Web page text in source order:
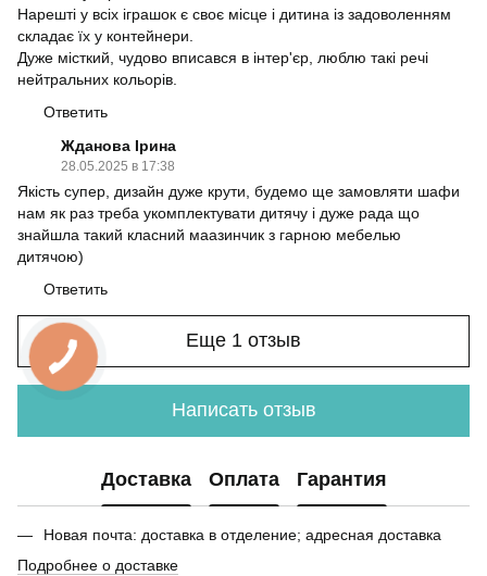
Нарешті у всіх іграшок є своє місце і дитина із задоволенням
складає їх у контейнери.
Дуже місткий, чудово вписався в інтер'єр, люблю такі речі
нейтральних кольорів.
Ответить
Жданова Ірина
28.05.2025 в 17:38
Якість супер, дизайн дуже крути, будемо ще замовляти шафи
нам як раз треба укомплектувати дитячу і дуже рада що
знайшла такий класний маазинчик з гарною мебелью
дитячою)
Ответить
Еще 1 отзыв
Написать отзыв
Доставка Оплата Гарантия
Новая почта: доставка в отделение; адресная доставка
Подробнее о доставке